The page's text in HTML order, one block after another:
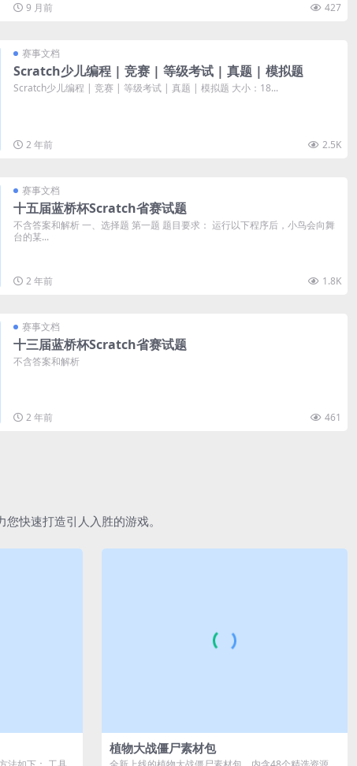
9 月前 427
赛事文档
Scratch少儿编程 | 竞赛 | 等级考试 | 真题 | 模拟题
Scratch少儿编程 | 竞赛 | 等级考试 | 真题 | 模拟题 大小：18...
2 年前 2.5K
赛事文档
十五届蓝桥杯Scratch省赛试题
不含答案和解析 一、选择题 第一题 题目要求： 运行以下程序后，小鸟会向舞
台的某...
2 年前 1.8K
赛事文档
十三届蓝桥杯Scratch省赛试题
不含答案和解析
2 年前 461
快速打造引人入胜的游戏。
植物大战僵尸素材包